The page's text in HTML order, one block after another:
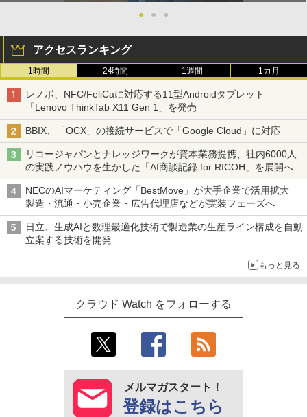
●
● ●
アクセスランキング
1時間 24時間 1週間 1カ月
レノボ、NFC/FeliCaに対応する11型Androidタブレット
「Lenovo ThinkTab X11 Gen 1」を発売
BBIX、「OCX」の接続サービスで「Google Cloud」に対応
リコージャパンとナレッジワークが資本業務提携、社内6000人
の実践ノウハウを生かした「AI商談記録 for RICOH」を展開へ
NECのAIマーケティング「BestMove」が大手企業で活用拡大
製造・流通・小売企業・広告代理店などが実装フェーズへ
日立、生成AIと数理最適化技術で製造業の生産ライン構成を自動
立案する技術を開発
もっと見る
クラウド Watch をフォローする
メルマガスタート！
登録はこちら